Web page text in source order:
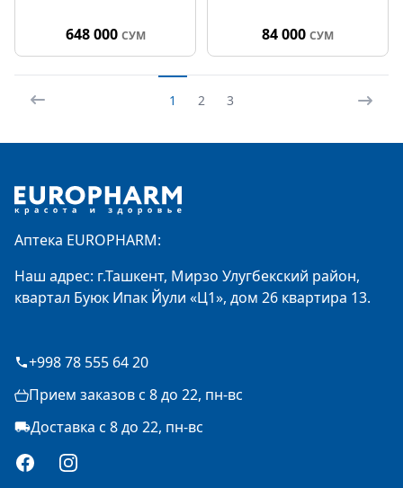
648 000 СУМ 84 000 СУМ
1 2 3
Аптека EUROPHARM:
Наш адрес: г.Ташкент, Мирзо Улугбекский район,
квартал Буюк Ипак Йули «Ц1», дом 26 квартира 13.
+998 78 555 64 20
Прием заказов с 8 до 22, пн-вс
Доставка с 8 до 22, пн-вс
FacebookInstagram